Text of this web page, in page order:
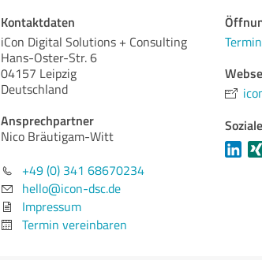
Kontaktdaten
iCon Digital Solutions + Consulting
Hans-Oster-Str. 6
04157 Leipzig
Deutschland
Ansprechpartner
Nico Bräutigam-Witt
+49 (0) 341 68670234
hello@icon-dsc.de
Impressum
Termin vereinbaren